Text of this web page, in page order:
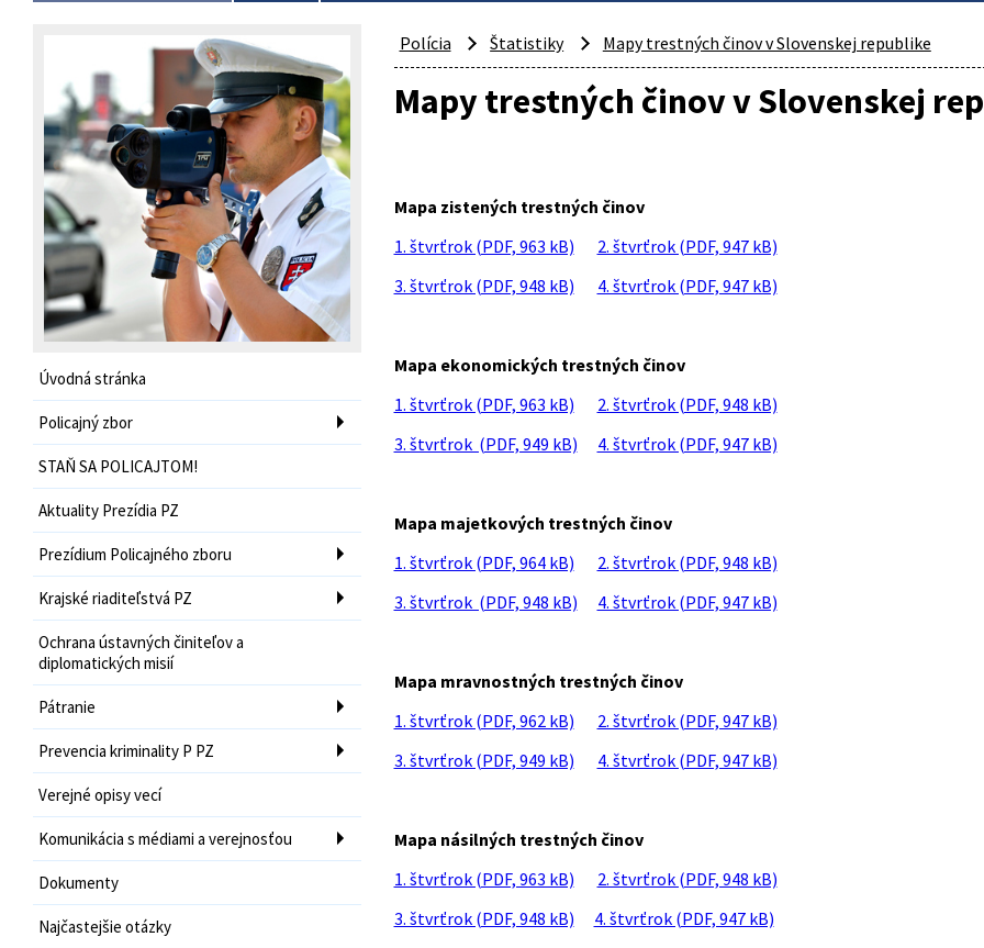
Úvodná stránka
Policajný zbor
STAŇ SA POLICAJTOM!
Aktuality Prezídia PZ
Prezídium Policajného zboru
Krajské riaditeľstvá PZ
Ochrana ústavných činiteľov a
diplomatických misií
Pátranie
Prevencia kriminality P PZ
Verejné opisy vecí
Komunikácia s médiami a verejnosťou
Dokumenty
Najčastejšie otázky
Polícia Štatistiky Mapy trestných činov v Slovenskej republike
Mapy trestných činov v Slovenskej
Mapa zistených trestných činov
1. štvrťrok (PDF, 963 kB)
2. štvrťrok (PDF, 947 kB)
3. štvrťrok (PDF, 948 kB)
4. štvrťrok (PDF, 947 kB)
Mapa ekonomických trestných činov
1. štvrťrok (PDF, 963 kB)
2. štvrťrok (PDF, 948 kB)
3. štvrťrok (PDF, 949 kB)
4. štvrťrok (PDF, 947 kB)
Mapa majetkových trestných činov
1. štvrťrok (PDF, 964 kB)
2. štvrťrok (PDF, 948 kB)
3. štvrťrok (PDF, 948 kB)
4. štvrťrok (PDF, 947 kB)
Mapa mravnostných trestných činov
1. štvrťrok (PDF, 962 kB)
2. štvrťrok (PDF, 947 kB)
3. štvrťrok (PDF, 949 kB)
4. štvrťrok (PDF, 947 kB)
Mapa násilných trestných činov
1. štvrťrok (PDF, 963 kB)
2. štvrťrok (PDF, 948 kB)
3. štvrťrok (PDF, 948 kB)
4. štvrťrok (PDF, 947 kB)